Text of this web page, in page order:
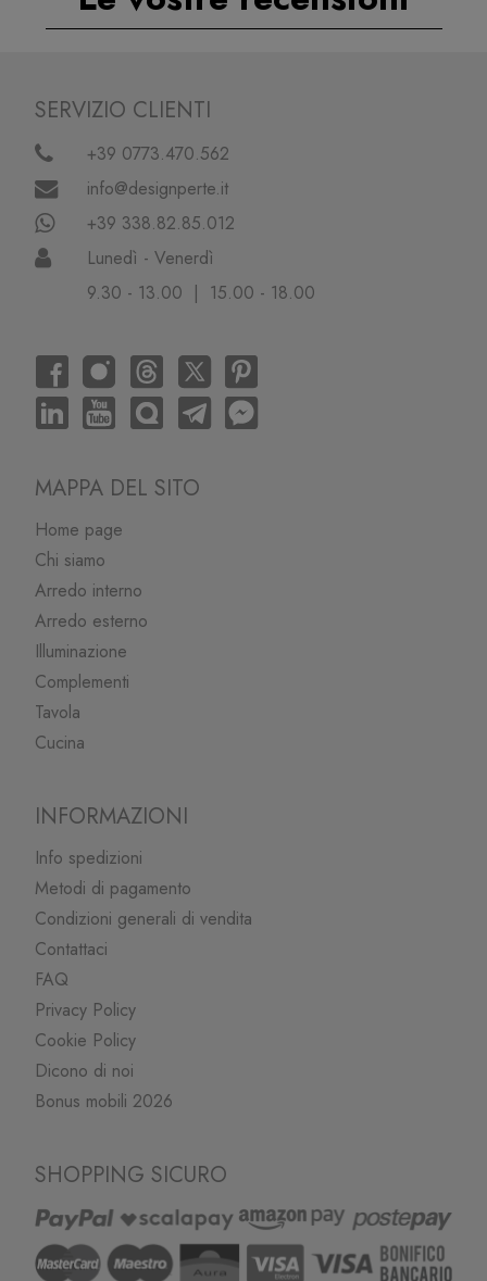
SERVIZIO CLIENTI
+39 0773.470.562
info@designperte.it
+39 338.82.85.012
Lunedì - Venerdì
9.30 - 13.00 | 15.00 - 18.00
MAPPA DEL SITO
Home page
Chi siamo
Arredo interno
Arredo esterno
Illuminazione
Complementi
Tavola
Cucina
INFORMAZIONI
Info spedizioni
Metodi di pagamento
Condizioni generali di vendita
Contattaci
FAQ
Privacy Policy
Cookie Policy
Dicono di noi
Bonus mobili 2026
SHOPPING SICURO